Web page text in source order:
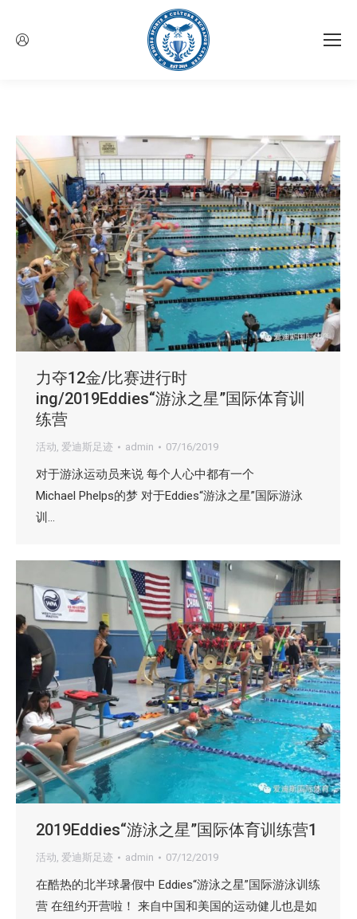
力夺12金/比赛进行时
ing/2019Eddies“游泳之星”国际体育训
练营
活动, 爱迪斯足迹 admin 07/16/2019
对于游泳运动员来说 每个人心中都有一个
Michael Phelps的梦 对于Eddies“游泳之星”国际游泳
训…
2019Eddies“游泳之星”国际体育训练营1
活动, 爱迪斯足迹 admin 07/12/2019
在酷热的北半球暑假中 Eddies“游泳之星”国际游泳训练
营 在纽约开营啦！ 来自中国和美国的运动健儿也是如